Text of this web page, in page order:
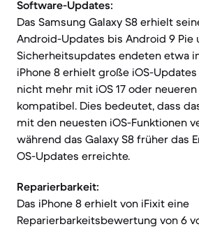
Software-Updates:
Das Samsung Galaxy S8 erhielt
Android-Updates bis Android 9 Pie
Sicherheitsupdates endeten etwa
iPhone 8 erhielt große iOS-Updates
nicht mehr mit iOS 17 oder
kompatibel. Dies bedeutet, dass
mit den neuesten iOS-Funktionen
während das Galaxy S8 früher das
OS-Updates erreichte.
Reparierbarkeit:
Das iPhone 8 erhielt von iFixit eine
Reparierbarkeitsbewertung von 6